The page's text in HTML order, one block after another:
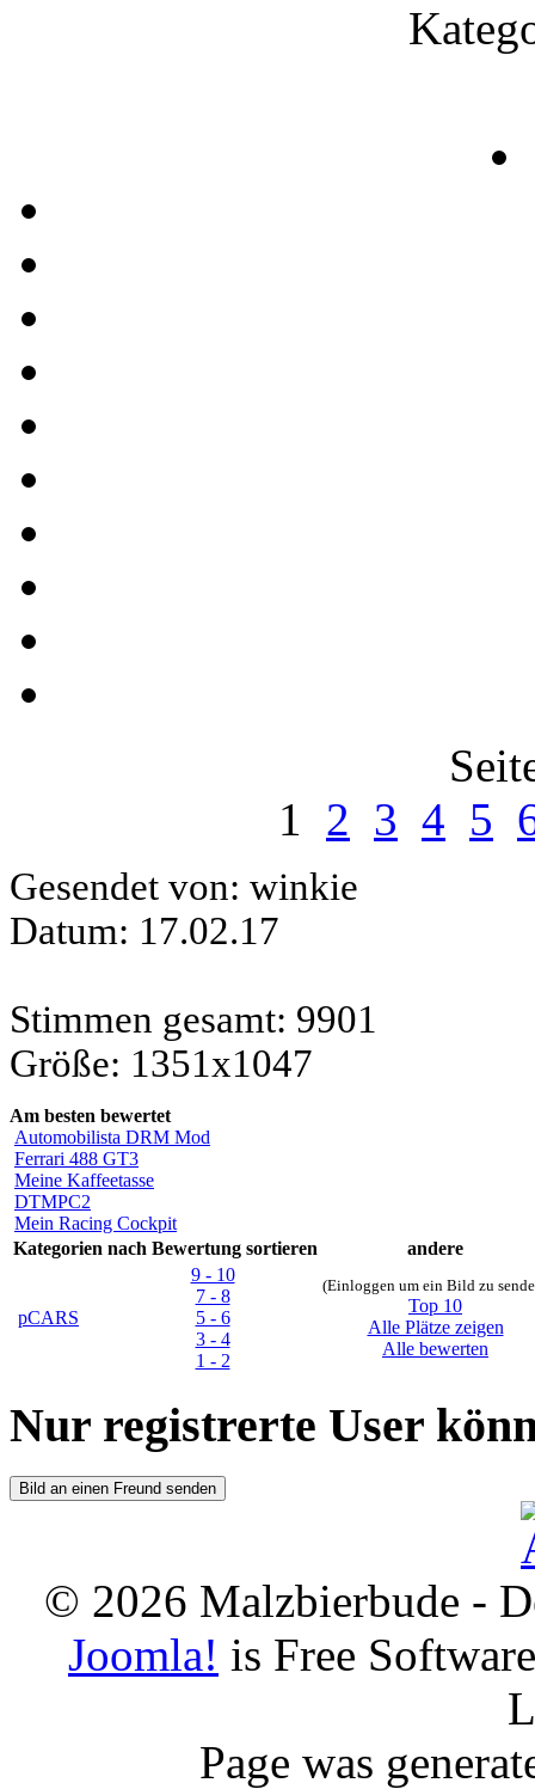
1 2 3 4 5
Gesendet von: winkie
Datum: 17.02.17
Stimmen gesamt: 9901
Größe: 1351x1047
Am besten bewertet
Automobilista DRM Mod
Ferrari 488 GT3
Meine Kaffeetasse
DTMPC2
Mein Racing Cockpit
Kategorien nach Bewertung sortieren andere
pCARS
9 - 10
7 - 8
5 - 6
3 - 4
1 - 2
(Einloggen um ein Bild zu
Top 10
Alle Plätze zeigen
Alle bewerten
Nur registrerte User
© 2026 Malzbierbude -
Joomla! is Free
Page was